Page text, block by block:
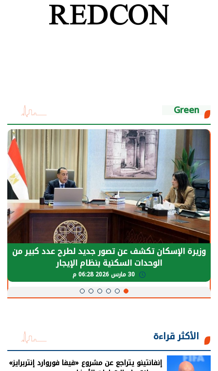
Green
تكشف عن تصور جديد لطرح عدد كبير من
الوحدات السكنية بنظام الإيجار
الرئيس
الأكثر قراءة
إنفانتينو يتراجع عن مشروع «فيفا فوروارد إنتربرايز»